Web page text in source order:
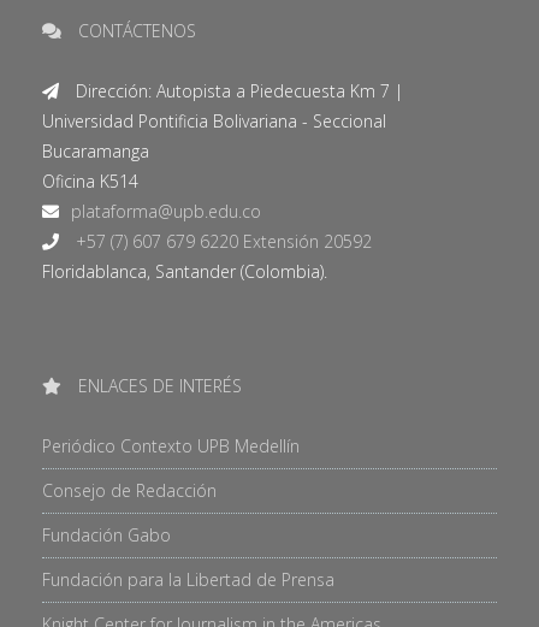
CONTÁCTENOS
Dirección: Autopista a Piedecuesta Km 7 |
Universidad Pontificia Bolivariana - Seccional
Bucaramanga
Oficina K514
+57 (7) 607 679 6220 Extensión 20592
Floridablanca, Santander (Colombia).
ENLACES DE INTERÉS
Periódico Contexto UPB Medellín
Consejo de Redacción
Fundación Gabo
Fundación para la Libertad de Prensa